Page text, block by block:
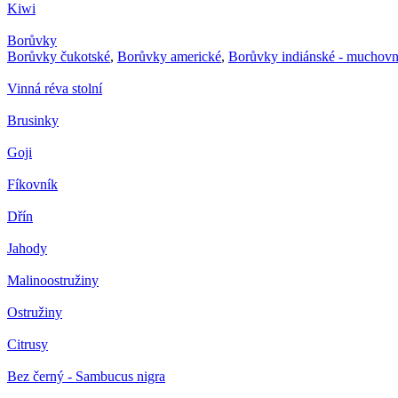
Kiwi
Borůvky
Borůvky čukotské, Borůvky americké, Borůvky indiánské -
Vinná réva stolní
Brusinky
Goji
Fíkovník
Dřín
Jahody
Malinoostružiny
Ostružiny
Citrusy
Bez černý - Sambucus nigra